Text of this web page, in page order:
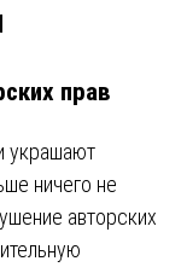
прав
украшают
ничего не
авторских